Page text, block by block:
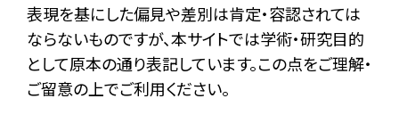
表現を基にした偏見や差別は肯定・容認されては
ならないものですが、本サイトでは学術・研究目的
として原本の通り表記しています。この点をご理解・
ご留意の上でご利用ください。